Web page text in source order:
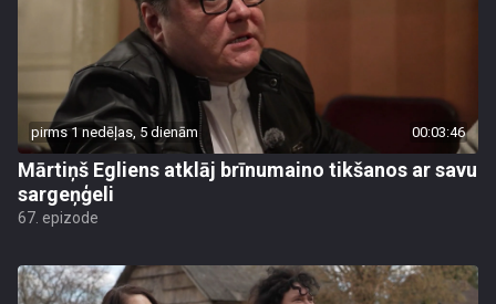
pirms 1 nedēļas, 5 dienām 00:03:46
Mārtiņš Egliens atklāj brīnumaino tikšanos ar savu
sargeņģeli
67. epizode